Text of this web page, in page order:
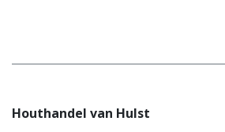
Houthandel van Hulst